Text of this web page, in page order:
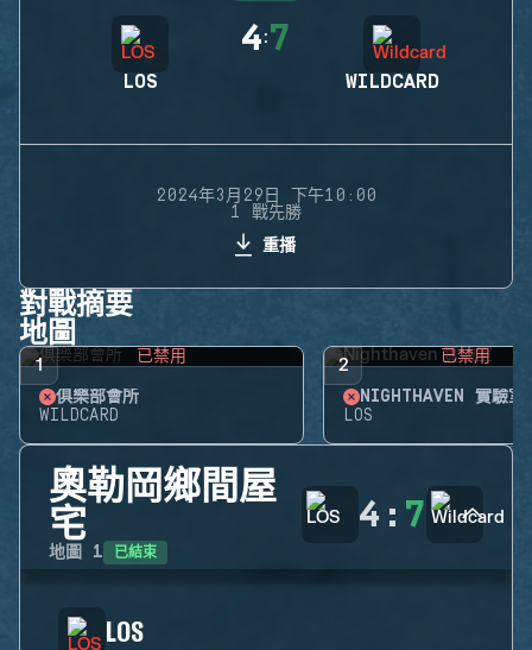
LOS
4:7
WILDCARD
2024年3月29日 下午10:00
1 戰先勝
重播
對戰摘要
地圖
1 已禁用
俱樂部會所
WILDCARD
2 已禁用
NIGHTHAVEN 實驗室
LOS
奧勒岡鄉間屋
宅
地圖 1 已結束
4 : 7
LOS